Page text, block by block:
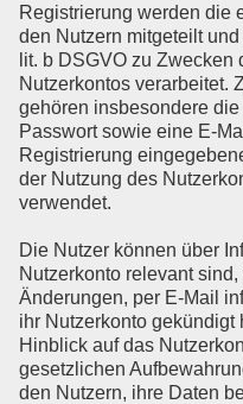
Registrierung werden die
den Nutzern mitgeteilt
lit. b DSGVO zu
Nutzerkontos verarbeitet.
gehören insbesondere
Passwort sowie eine E-
Registrierung
der Nutzung des
verwendet.
Die Nutzer können über
Nutzerkonto relevant
Änderungen, per E-Mail
ihr Nutzerkonto
Hinblick auf das
gesetzlichen
den Nutzern, ihre Daten